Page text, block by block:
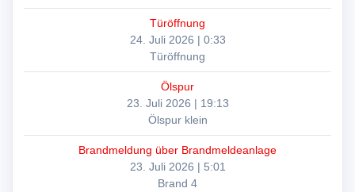
Türöffnung
24. Juli 2026 | 0:33
Türöffnung
Ölspur
23. Juli 2026 | 19:13
Ölspur klein
Brandmeldung über Brandmeldeanlage
23. Juli 2026 | 5:01
Brand 4